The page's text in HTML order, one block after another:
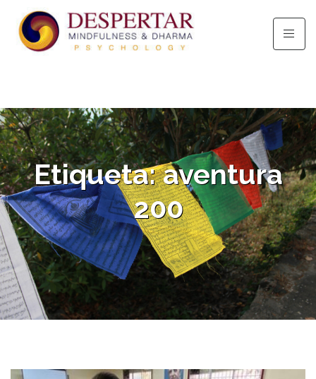
Etiqueta:aventura
200